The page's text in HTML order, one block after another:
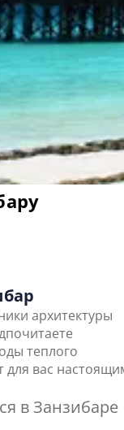
архитектуры
теплого
для вас
в Занзибаре